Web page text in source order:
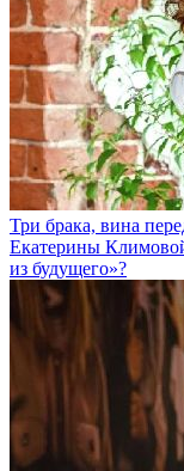
Три брака, вина
Екатерины
из будущего»?